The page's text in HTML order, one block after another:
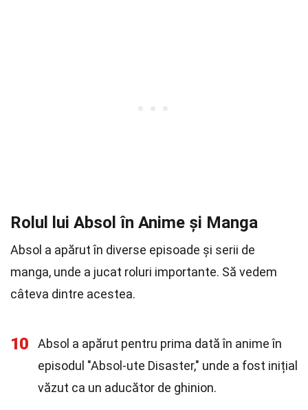
Rolul lui Absol în Anime și Manga
Absol a apărut în diverse episoade și serii de
manga, unde a jucat roluri importante. Să vedem
câteva dintre acestea.
10
Absol a apărut pentru prima dată în anime în
episodul "Absol-ute Disaster," unde a fost inițial
văzut ca un aducător de ghinion.